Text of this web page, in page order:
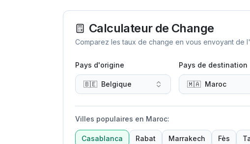
Calculateur de Change
Comparez les taux de change en vous envoyant
Pays d'origine
🇧🇪 Belgique
Pays de destination
🇲🇦 Maroc
Villes populaires en Maroc:
Casablanca Rabat Marrakech Fès